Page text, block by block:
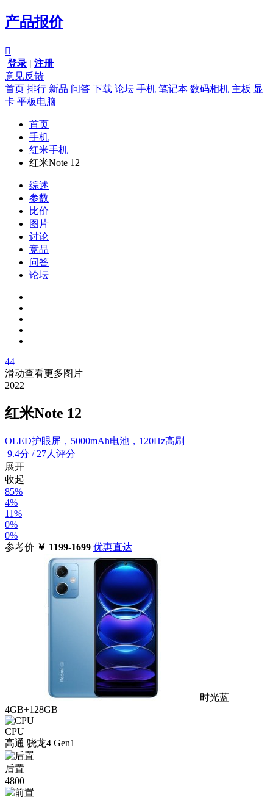
产品报价

登录 | 注册
意见反馈
首页 排行 新品 问答 下载 论坛 手机 笔记本 数码相机 主板 显
卡 平板电脑
首页
手机
红米手机
红米Note 12
综述
参数
比价
图片
讨论
竞品
问答
论坛
44
滑动查看更多图片
2022
红米Note 12
OLED护眼屏，5000mAh电池，120Hz高刷
9.4分 / 27人评分
展开
收起
85%
4%
11%
0%
0%
参考价 ￥ 1199-1699 优惠直达
时光蓝
4GB+128GB
CPU
高通 骁龙4 Gen1
后置
4800